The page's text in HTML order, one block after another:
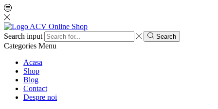
Search input Search
Categories Menu
Acasa
Shop
Blog
Contact
Despre noi